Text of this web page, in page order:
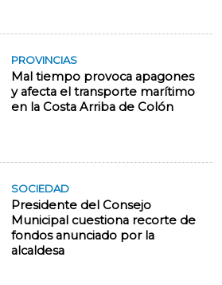
PROVINCIAS
Mal tiempo provoca apagones
y afecta el transporte marítimo
en la Costa Arriba de Colón
SOCIEDAD
Presidente del Consejo
Municipal cuestiona recorte de
fondos anunciado por la
alcaldesa